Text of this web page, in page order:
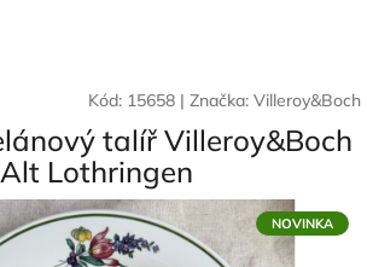
Kód: 15658 | Značka: Villeroy&Boch
talíř Villeroy&Boch
Alt Lothringen
NOVINKA